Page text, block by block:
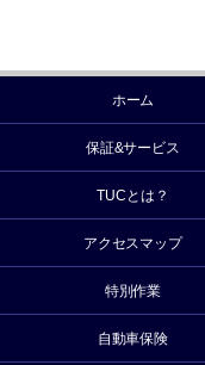
ホーム
保証&サービス
TUCとは？
アクセスマップ
特別作業
自動車保険